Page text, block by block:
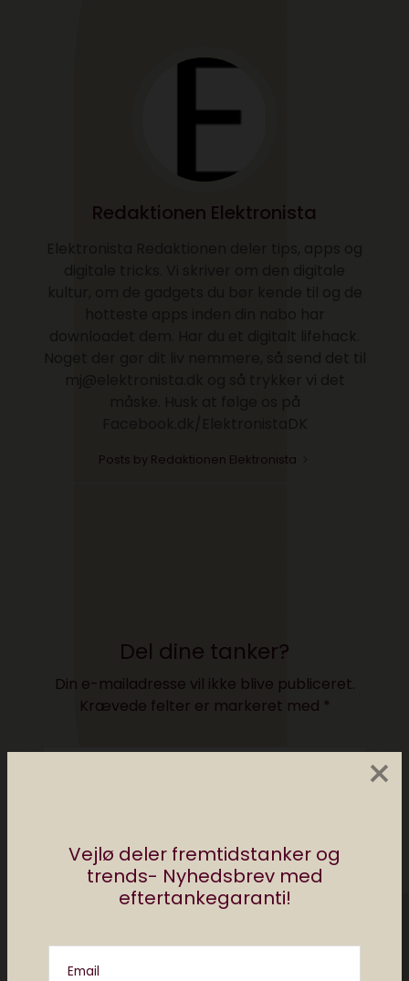
Vejlø deler fremtidstanker og
trends- Nyhedsbrev med
eftertankegaranti!
Email
×
Redaktionen Elektronista
Posts by Redaktionen Elektronista
Del dine tanker?
Din e-mailadresse vil ikke blive publiceret.
Krævede felter er markeret med *